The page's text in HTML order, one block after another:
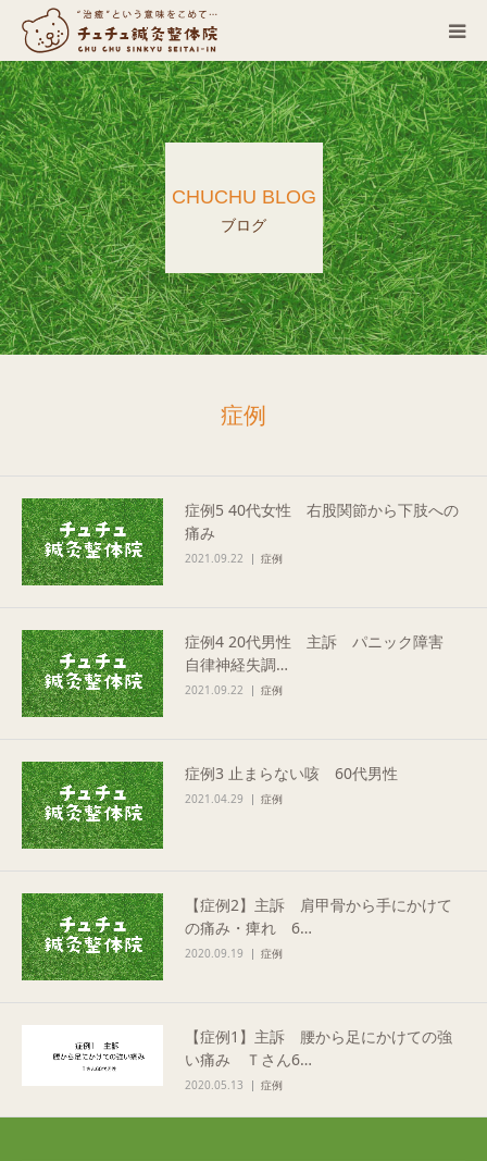
CHUCHU BLOG
ブログ
症例
症例5 40代女性 右股関節から下肢への
痛み
2021.09.22 症例
症例4 20代男性 主訴 パニック障害
自律神経失調…
2021.09.22 症例
症例3 止まらない咳 60代男性
2021.04.29 症例
【症例2】主訴 肩甲骨から手にかけて
の痛み・痺れ 6…
2020.09.19 症例
【症例1】主訴 腰から足にかけての強
い痛み Ｔさん6…
2020.05.13 症例
当院について
診療科目
営業カレンダー
お客さまの声
症例
Q&A
ご予約・お問合せ